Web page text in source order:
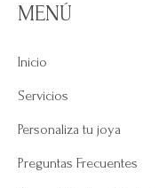
MENÚ
Inicio
Servicios
Personaliza tu joya
Preguntas Frecuentes